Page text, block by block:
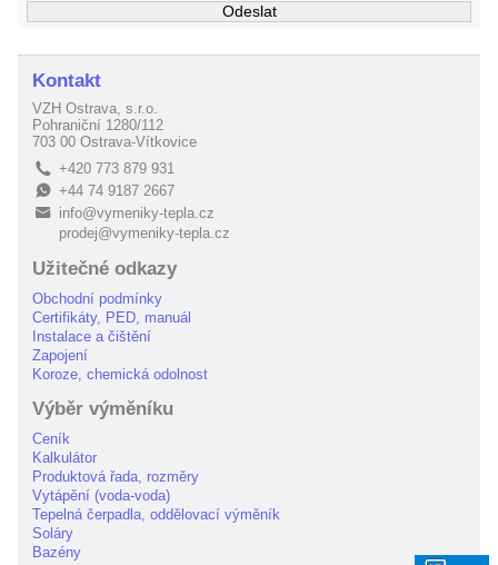
Kontakt
VZH Ostrava, s.r.o.
Pohraniční 1280/112
703 00 Ostrava-Vítkovice
L +420 773 879 931
E+44 74 9187 2667
B
info@vymeniky-tepla.cz
prodej@vymeniky-tepla.cz
Užitečné odkazy
Obchodní podmínky
Certifikáty, PED, manuál
Instalace a čištění
Zapojení
Koroze, chemická odolnost
Výběr výměníku
Ceník
Kalkulátor
Produktová řada, rozměry
Vytápění (voda-voda)
Tepelná čerpadla, oddělovací výměník
Soláry
Bazény